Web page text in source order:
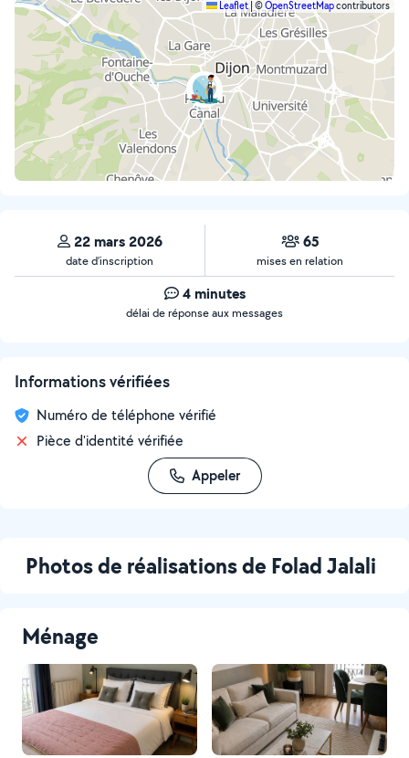
Leaflet ©OpenStreetMapcontributors
22 mars 2026
date d’inscription
65
mises en relation
4 minutes
délai de réponse aux messages
Informations vérifiées
Numéro de téléphone vérifié
Pièce d'identité vérifiée
Appeler
Photos de réalisations de Folad Jalali
Ménage